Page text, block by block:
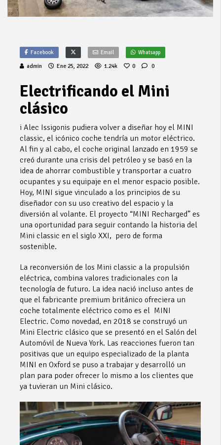
Facebook Email Whatsapp
admin Ene 25, 2022 1.24k 0 0
Electrificando el Mini
clásico
i Alec Issigonis pudiera volver a diseñar hoy el MINI
classic, el icónico coche tendría un motor eléctrico.
Al fin y al cabo, el coche original lanzado en 1959 se
creó durante una crisis del petróleo y se basó en la
idea de ahorrar combustible y transportar a cuatro
ocupantes y su equipaje en el menor espacio posible.
Hoy, MINI sigue vinculado a los principios de su
diseñador con su uso creativo del espacio y la
diversión al volante. El proyecto “MINI Recharged” es
una oportunidad para seguir contando la historia del
Mini classic en el siglo XXI, pero de forma
sostenible.
La reconversión de los Mini classic a la propulsión
eléctrica, combina valores tradicionales con la
tecnología de futuro. La idea nació incluso antes de
que el fabricante premium británico ofreciera un
coche totalmente eléctrico como es el MINI
Electric. Como novedad, en 2018 se construyó un
Mini Electric clásico que se presentó en el Salón del
Automóvil de Nueva York. Las reacciones fueron tan
positivas que un equipo especializado de la planta
MINI en Oxford se puso a trabajar y desarrolló un
plan para poder ofrecer lo mismo a los clientes que
ya tuvieran un Mini clásico.